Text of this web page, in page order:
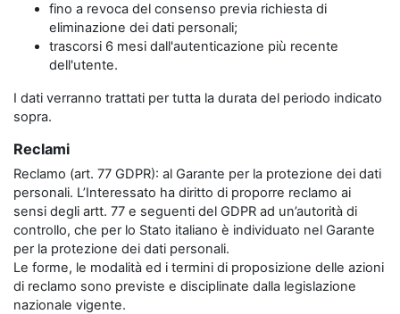
fino a revoca del consenso previa richiesta di
eliminazione dei dati personali;
trascorsi 6 mesi dall'autenticazione più recente
dell'utente.
I dati verranno trattati per tutta la durata del periodo indicato
sopra.
Reclami
Reclamo (art. 77 GDPR): al Garante per la protezione dei dati
personali. L’Interessato ha diritto di proporre reclamo ai
sensi degli artt. 77 e seguenti del GDPR ad un’autorità di
controllo, che per lo Stato italiano è individuato nel Garante
per la protezione dei dati personali.
Le forme, le modalità ed i termini di proposizione delle azioni
di reclamo sono previste e disciplinate dalla legislazione
nazionale vigente.